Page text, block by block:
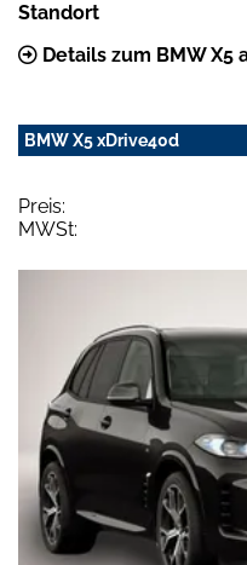
Standort
Details zum BMW X5
BMW X5 xDrive40d
Preis:
MWSt: